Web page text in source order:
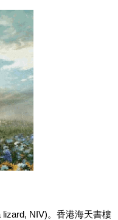
NIV)。香港海天書樓